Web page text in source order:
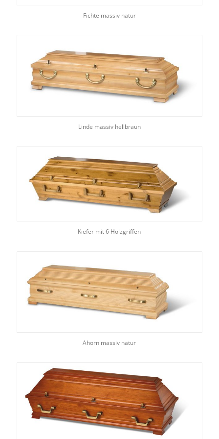
Fichte massiv natur
Linde massiv hellbraun
Kiefer mit 6 Holzgriffen
Ahorn massiv natur